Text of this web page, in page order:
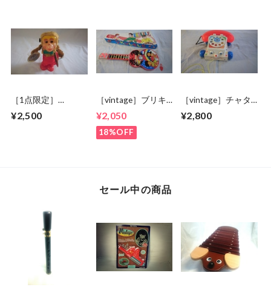
［1点限定］
MUSICAL MONKEY
¥2,500
［vintage］ブリキ
ウクレレ
¥2,050
18%OFF
［vintage］チャタ
ーフォン
¥2,800
セール中の商品